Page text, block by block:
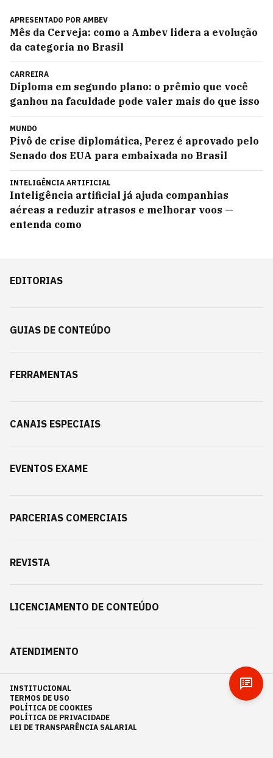
APRESENTADO POR AMBEV
Mês da Cerveja: como a Ambev lidera a evolução
da categoria no Brasil
CARREIRA
Diploma em segundo plano: o prêmio que você
ganhou na faculdade pode valer mais do que isso
MUNDO
Pivô de crise diplomática, Perez é aprovado pelo
Senado dos EUA para embaixada no Brasil
INTELIGÊNCIA ARTIFICIAL
Inteligência artificial já ajuda companhias
aéreas a reduzir atrasos e melhorar voos —
entenda como
EDITORIAS
GUIAS DE CONTEÚDO
FERRAMENTAS
CANAIS ESPECIAIS
EVENTOS EXAME
PARCERIAS COMERCIAIS
REVISTA
LICENCIAMENTO DE CONTEÚDO
ATENDIMENTO
INSTITUCIONAL
TERMOS DE USO
POLÍTICA DE COOKIES
POLÍTICA DE PRIVACIDADE
LEI DE TRANSPARÊNCIA SALARIAL